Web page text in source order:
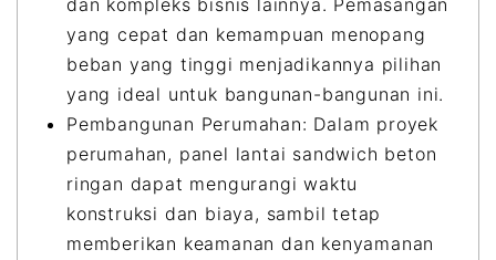
yang cepat dan kemampuan menopang
beban yang tinggi menjadikannya pilihan
yang ideal untuk bangunan-bangunan ini.
Pembangunan Perumahan: Dalam proyek
perumahan, panel lantai sandwich beton
ringan dapat mengurangi waktu
konstruksi dan biaya, sambil tetap
memberikan keamanan dan kenyamanan